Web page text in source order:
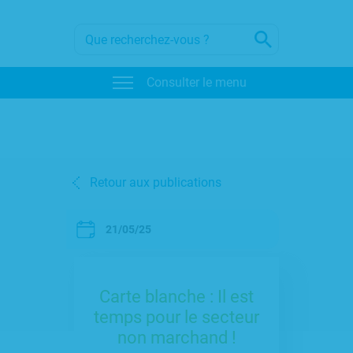
Consulter le menu
Retour aux publications
Carte blanche : Il est
temps pour le secteur
non marchand !
21/05/25